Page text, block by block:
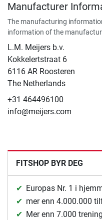
Manufacturer
The manufacturing
information of the
L.M. Meijers b.v.
Kokkelertstraat 6
6116 AR Roosteren
The Netherlands
+31 464496100
info@meijers.com
FITSHOP BYR DEG
Europas Nr. 1 i
mer enn 4.000.000
Mer enn 7.000